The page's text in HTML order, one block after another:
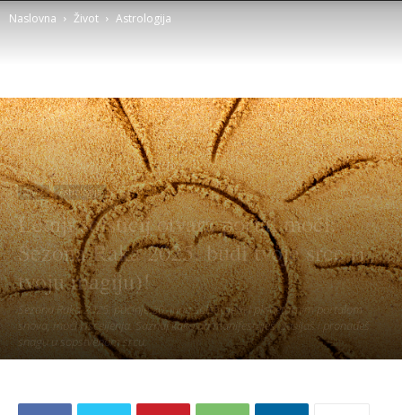
Naslovna Život Astrologija
Život Astrologija
Letnji solsticij otvara portal moći:
Sezona Raka 2025. budi tvoje srce (i
tvoju magiju)!
Sezona Raka 2025. počinje 20. juna solsticijem i planetarnim portalom
snova, moći i isceljenja. Saznaj kako da manifestuješ, zasijaš i pronađeš
snagu u sopstvenom srcu.